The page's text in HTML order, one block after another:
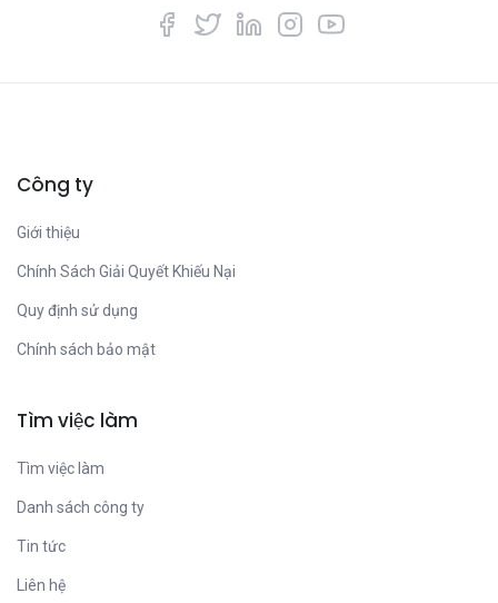
Công ty
Giới thiệu
Chính Sách Giải Quyết Khiếu Nại
Quy định sử dụng
Chính sách bảo mật
Tìm việc làm
Tìm việc làm
Danh sách công ty
Tin tức
Liên hệ